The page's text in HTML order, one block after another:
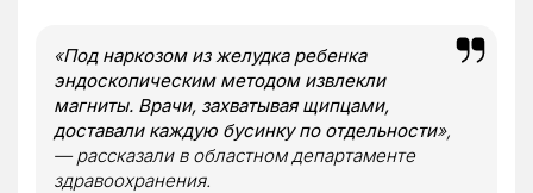
«Под наркозом из желудка ребенка
эндоскопическим методом извлекли
магниты. Врачи, захватывая щипцами,
доставали каждую бусинку по отдельности»,
— рассказали в областном департаменте
здравоохранения.